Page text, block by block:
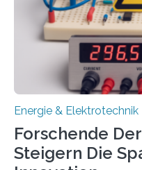
Bayerischen
Mittelpunkt steht der
wissenschaftliche
Energie & Elektrotechnik
Forschende
Steigern Die